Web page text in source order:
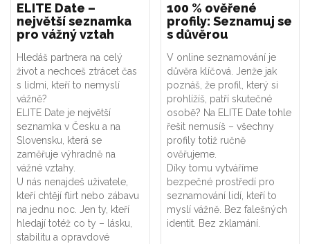
ELITE Date –
největší seznamka
pro vážný vztah
Hledáš partnera na celý
život a nechceš ztrácet čas
s lidmi, kteří to nemyslí
vážně?
ELITE Date je největší
seznamka v Česku a na
Slovensku, která se
zaměřuje výhradně na
vážné vztahy.
U nás nenajdeš uživatele,
kteří chtějí flirt nebo zábavu
na jednu noc. Jen ty, kteří
hledají totéž co ty – lásku,
stabilitu a opravdové
100 % ověřené
profily: Seznamuj se
s důvěrou
V online seznamování je
důvěra klíčová. Jenže jak
poznáš, že profil, který si
prohlížíš, patří skutečné
osobě? Na ELITE Date tohle
řešit nemusíš – všechny
profily totiž ručně
ověřujeme.
Díky tomu vytváříme
bezpečné prostředí pro
seznamování lidí, kteří to
myslí vážně. Bez falešných
identit. Bez zklamání.